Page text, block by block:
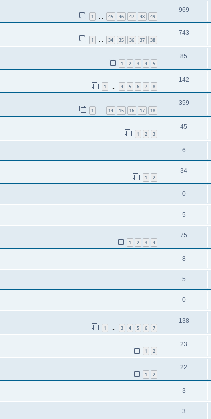
1 45 46 47 48 49
969
1 … 34 35 36 37 38
743
1 2 3 4 5
85
1 4 5 6 7 8
142
1 … 14 15 16 17 18
359
1 2 3
45
6
1 2
34
0
5
1 2 3 4
75
8
5
0
1 3 4 5 6 7
138
1 2
23
1 2
22
3
3